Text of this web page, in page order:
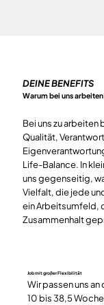
DEINE BENEFITS
Warum bei uns
Bei uns zu arbeiten
Qualität,
Life-Balance. In
uns gegenseitig,
Vielfalt, die jede
ein Arbeitsumfeld,
Zusammenhalt
Job mit großer Flexibilität
Wir passen uns an
10 bis 38,5